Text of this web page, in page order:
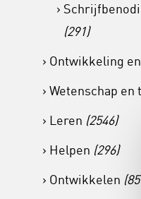
(291)
Ontwikkeling
Wetenschap en
Leren (2546)
Helpen (296)
Ontwikkelen